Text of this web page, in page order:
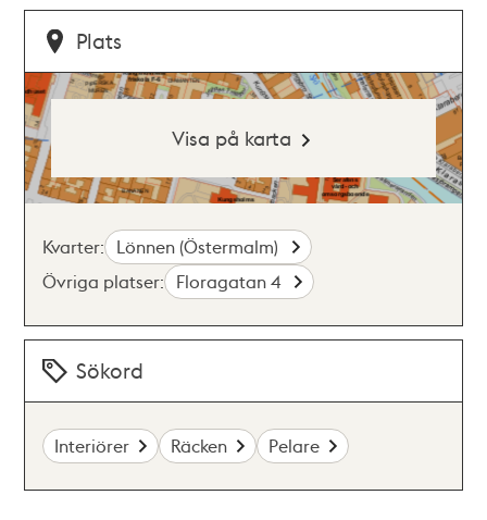
Plats
Visa på karta
Kvarter: Lönnen (Östermalm)
Övriga platser: Floragatan 4
Sökord
Interiörer Räcken Pelare